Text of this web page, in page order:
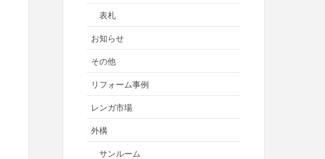
表札
お知らせ
その他
リフォーム事例
レンガ市場
外構
サンルーム